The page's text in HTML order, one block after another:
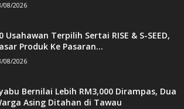
08/2026
Usahawan Terpilih Sertai RISE & S-SEED,
Produk Ke Pasaran...
08/2026
Bernilai Lebih RM3,000 Dirampas, Dua
Asing Ditahan di Tawau